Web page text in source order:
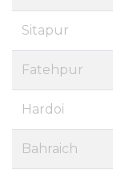
Sitapur
Fatehpur
Hardoi
Bahraich